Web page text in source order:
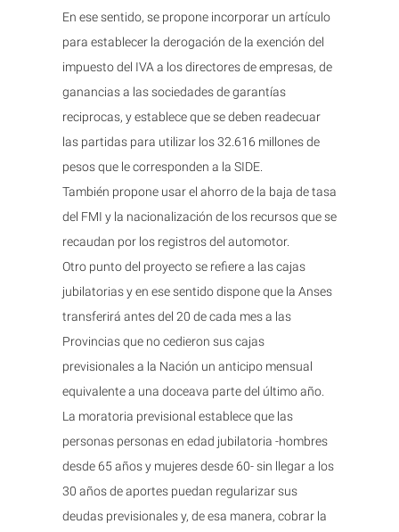
En ese sentido, se propone incorporar un artículo
para establecer la derogación de la exención del
impuesto del IVA a los directores de empresas, de
ganancias a las sociedades de garantías
reciprocas, y establece que se deben readecuar
las partidas para utilizar los 32.616 millones de
pesos que le corresponden a la SIDE.
También propone usar el ahorro de la baja de tasa
del FMI y la nacionalización de los recursos que se
recaudan por los registros del automotor.
Otro punto del proyecto se refiere a las cajas
jubilatorias y en ese sentido dispone que la Anses
transferirá antes del 20 de cada mes a las
Provincias que no cedieron sus cajas
previsionales a la Nación un anticipo mensual
equivalente a una doceava parte del último año.
La moratoria previsional establece que las
personas personas en edad jubilatoria -hombres
desde 65 años y mujeres desde 60- sin llegar a los
30 años de aportes puedan regularizar sus
deudas previsionales y, de esa manera, cobrar la